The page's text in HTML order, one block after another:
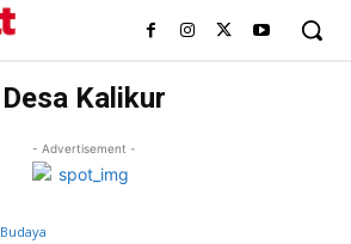
Desa Kalikur
- Advertisement -
Budaya